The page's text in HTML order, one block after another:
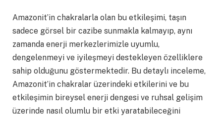
Amazonit’in chakralarla olan bu etkileşimi, taşın
sadece görsel bir cazibe sunmakla kalmayıp, aynı
zamanda enerji merkezlerimizle uyumlu,
dengelenmeyi ve iyileşmeyi destekleyen özelliklere
sahip olduğunu göstermektedir. Bu detaylı inceleme,
Amazonit’in chakralar üzerindeki etkilerini ve bu
etkileşimin bireysel enerji dengesi ve ruhsal gelişim
üzerinde nasıl olumlu bir etki yaratabileceğini